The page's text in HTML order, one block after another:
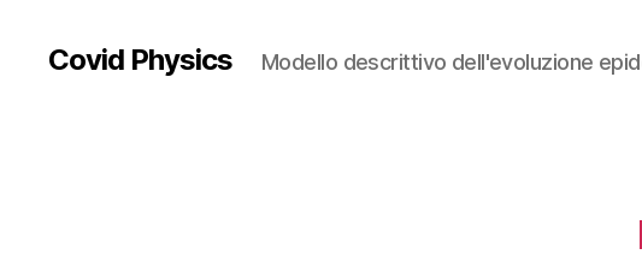
Covid Physics Modello descrittivo dell'evoluzione